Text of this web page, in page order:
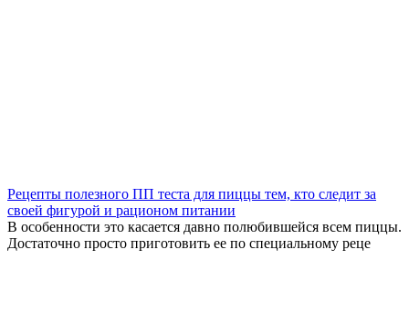
Рецепты полезного ПП теста для пиццы тем, кто следит за
своей фигурой и рационом питании
В особенности это касается давно полюбившейся всем пиццы.
Достаточно просто приготовить ее по специальному реце